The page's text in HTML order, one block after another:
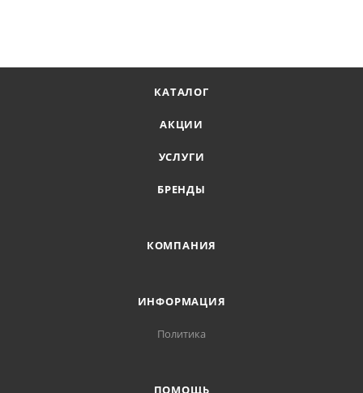
КАТАЛОГ
АКЦИИ
УСЛУГИ
БРЕНДЫ
КОМПАНИЯ
ИНФОРМАЦИЯ
Политика
ПОМОЩЬ